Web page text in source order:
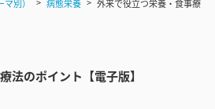
別） 病態栄養
外来で役立つ栄養・食事療
法のポイント【電子版】